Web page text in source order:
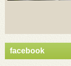
facebook